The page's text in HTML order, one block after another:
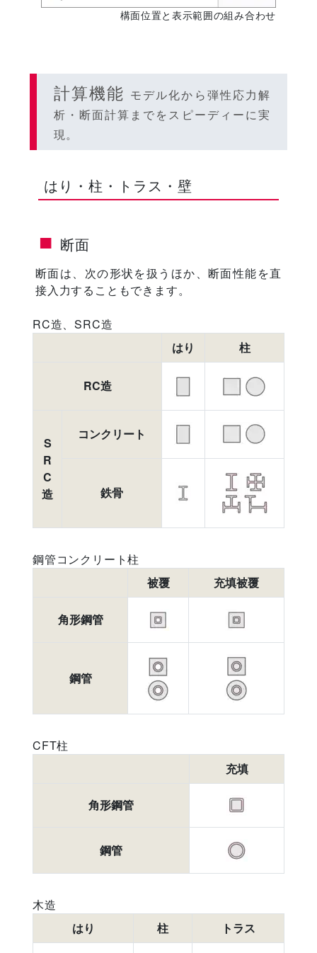
構面位置と表示範囲の組み合わせ
計算機能 モデル化から弾性応力解
析・断面計算までをスピーディーに実
現。
はり・柱・トラス・壁
断面
断面は、次の形状を扱うほか、断面性能を直
接入力することもできます。
RC造、SRC造
はり
柱
RC造
S
R
C
造
コンクリート
鉄骨
鋼管コンクリート柱
被覆
充填被覆
角形鋼管
鋼管
CFT柱
充填
角形鋼管
鋼管
木造
はり
柱 トラス